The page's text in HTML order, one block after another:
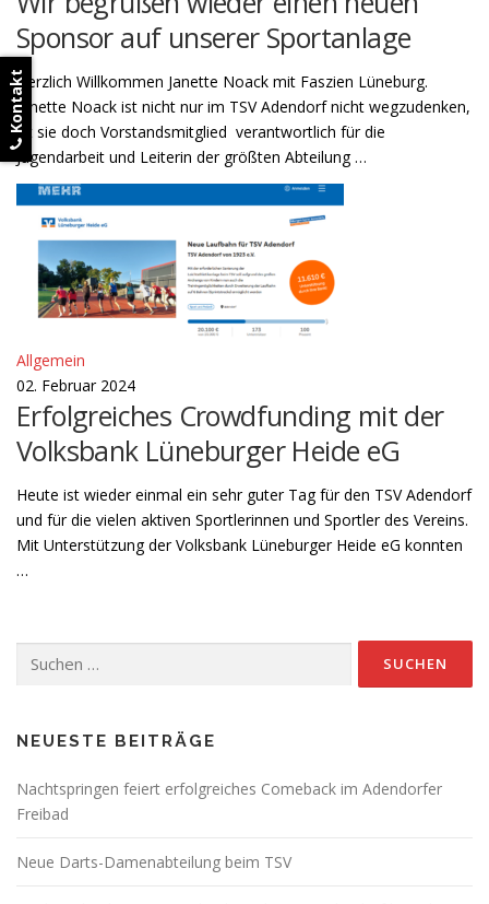
Sponsor auf unserer Sportanlage
Herzlich Willkommen Janette Noack mit Faszien Lüneburg.
Janette Noack ist nicht nur im TSV Adendorf nicht wegzudenken,
ist sie doch Vorstandsmitglied verantwortlich für die
Jugendarbeit und Leiterin der größten Abteilung …
Allgemein
02. Februar 2024
Erfolgreiches Crowdfunding mit der
Volksbank Lüneburger Heide eG
Heute ist wieder einmal ein sehr guter Tag für den TSV Adendorf
und für die vielen aktiven Sportlerinnen und Sportler des Vereins.
Mit Unterstützung der Volksbank Lüneburger Heide eG konnten
…
Suchen
NEUESTE BEITRÄGE
Nachtspringen feiert erfolgreiches Comeback im Adendorfer
Freibad
Neue Darts-Damenabteilung beim TSV
Kontakt